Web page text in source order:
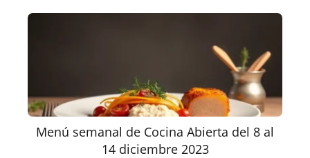
Menú semanal de Cocina Abierta del 8 al
14 diciembre 2023